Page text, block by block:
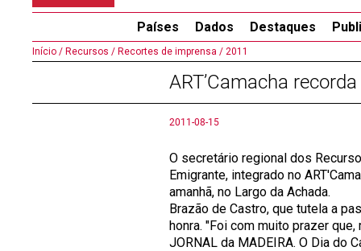
Países Dados Destaques
Início / Recursos / Recortes de imprensa / 2011
ART’Camacha
2011-08-15
O secretário regional dos
Emigrante, integrado no
amanhã, no Largo da Achada.
Brazão de Castro, que tutela a
honra. "Foi com muito prazer
JORNAL da MADEIRA. O Dia do